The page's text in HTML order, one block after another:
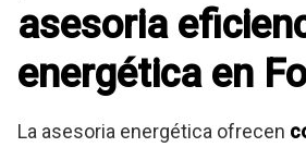
asesoria
energética en
La asesoria energética ofrecen